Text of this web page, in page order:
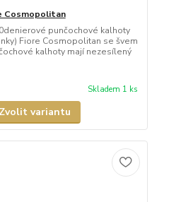
Cosmopolitan
punčochové kalhoty
Fiore Cosmopolitan se švem
kalhoty mají nezesílený
Skladem 1 ks
Zvolit variantu